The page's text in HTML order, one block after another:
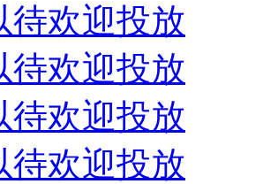
待欢迎投放
待欢迎投放
待欢迎投放
待欢迎投放